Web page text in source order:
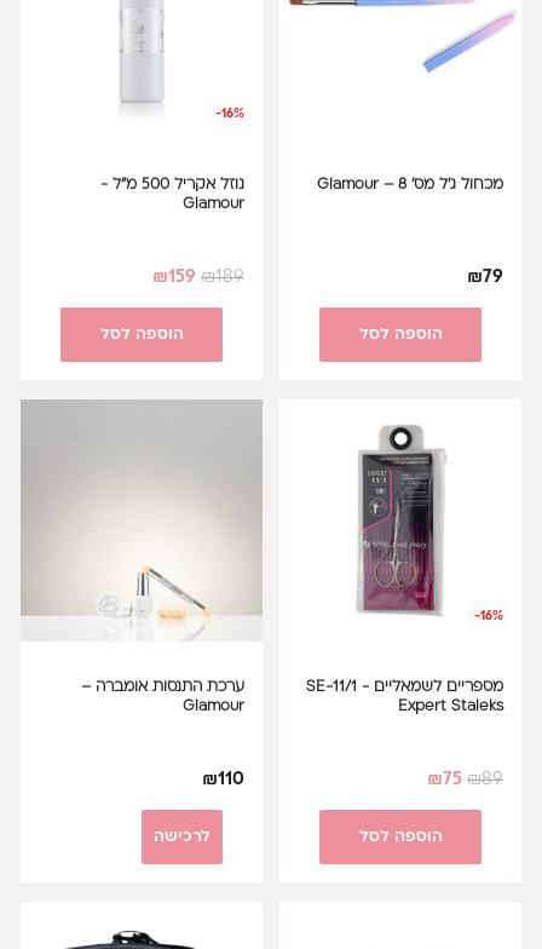
מכחול ג’ל מס’ 8 – Glamour
₪79
הוספה לסל
-16%
נוזל אקריל 500 מ"ל -
Glamour
₪189
₪159
הוספה לסל
-16%
מספריים לשמאליים - SE-11/1
Expert Staleks
₪89
₪75
הוספה לסל
ערכת התנסות אומברה –
Glamour
₪110
לרכישה